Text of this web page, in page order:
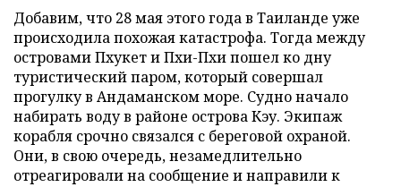
Добавим, что 28 мая этого года в Таиланде уже
происходила похожая катастрофа. Тогда между
островами Пхукет и Пхи-Пхи пошел ко дну
туристический паром, который совершал
прогулку в Андаманском море. Судно начало
набирать воду в районе острова Кэу. Экипаж
корабля срочно связался с береговой охраной.
Они, в свою очередь, незамедлительно
отреагировали на сообщение и направили к